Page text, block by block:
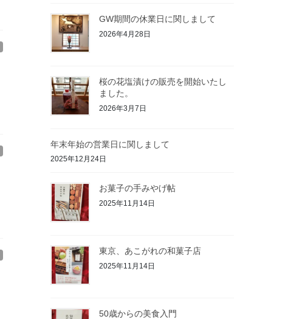
GW期間の休業日に関しまして
2026年4月28日
桜の花塩漬けの販売を開始いたし
ました。
2026年3月7日
年末年始の営業日に関しまして
2025年12月24日
お菓子の手みやげ帖
2025年11月14日
東京、あこがれの和菓子店
2025年11月14日
50歳からの美食入門